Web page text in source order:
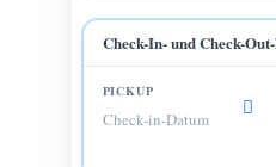
Check-In- und Check-